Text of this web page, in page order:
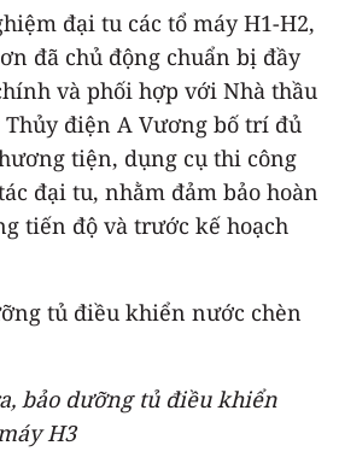
đại tu các tổ máy H1-H2,
đã chủ động chuẩn bị đầy
và phối hợp với Nhà thầu
Thủy điện A Vương bố trí đủ
tiện, dụng cụ thi công
đại tu, nhằm đảm bảo hoàn
tiến độ và trước kế hoạch
bảo dưỡng tủ điều khiển
H3